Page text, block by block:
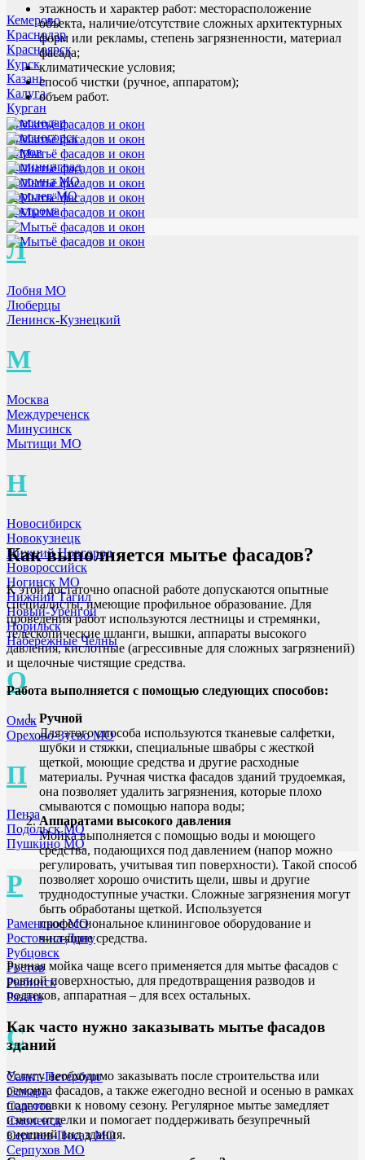
Кемерово
Краснодар
Красноярск
Курск
Казань
Калуга
Курган
Краснодар
Красногорск
Киров
Калининград
Коломна МО
Королев МО
Кострома
Л
Лобня МО
Люберцы
Ленинск-Кузнецкий
М
Москва
Междуреченск
Минусинск
Мытищи МО
Н
Новосибирск
Новокузнецк
Нижний Новгород
Новороссийск
Ногинск МО
Нижний Тагил
Новый-Уренгой
Норильск
Набережные Челны
О
Омск
Орехово-Зуево МО
П
Пенза
Подольск МО
Пушкино МО
Р
Раменское МО
Ростов-на-Дону
Рубцовск
Ростов
Рыбинск
Рязань
С
Санкт-Петербург
Самара
Саратов
Смоленск
Сергиев-Посад МО
Серпухов МО
этажность и характер работ: месторасположение
объекта, наличие/отсутствие сложных архитектурных
форм или рекламы, степень загрязненности, материал
фасада;
климатические условия;
способ чистки (ручное, аппаратом);
объем работ.
Как выполняется мытье фасадов?
К этой достаточно опасной работе допускаются опытные
специалисты, имеющие профильное образование. Для
проведения работ используются лестницы и стремянки,
телескопические шланги, вышки, аппараты высокого
давления, кислотные (агрессивные для сложных загрязнений)
и щелочные чистящие средства.
Работа выполняется с помощью следующих способов:
Ручной
Для этого способа используются тканевые салфетки,
шубки и стяжки, специальные швабры с жесткой
щеткой, моющие средства и другие расходные
материалы. Ручная чистка фасадов зданий трудоемкая,
она позволяет удалить загрязнения, которые плохо
смываются с помощью напора воды;
Аппаратами высокого давления
Мойка выполняется с помощью воды и моющего
средства, подающихся под давлением (напор можно
регулировать, учитывая тип поверхности). Такой способ
позволяет хорошо очистить щели, швы и другие
труднодоступные участки. Сложные загрязнения могут
быть обработаны щеткой. Используется
профессиональное клининговое оборудование и
чистящие средства.
Ручная мойка чаще всего применяется для мытье фасадов с
ровной поверхностью, для предотвращения разводов и
подтеков, аппаратная – для всех остальных.
Как часто нужно заказывать мытье фасадов
зданий
Услугу необходимо заказывать после строительства или
ремонта фасадов, а также ежегодно весной и осенью в рамках
подготовки к новому сезону. Регулярное мытье замедляет
износ отделки и помогает поддерживать безупречный
внешний вид здания.